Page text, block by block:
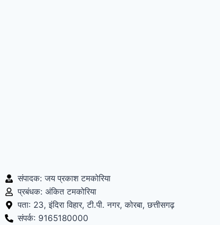
संपादक: जय प्रकाश टमकोरिया
प्रबंधक: अंकित टमकोरिया
पता: 23, इंदिरा विहार, टी.पी. नगर, कोरबा, छत्तीसगढ़
संपर्क: 9165180000